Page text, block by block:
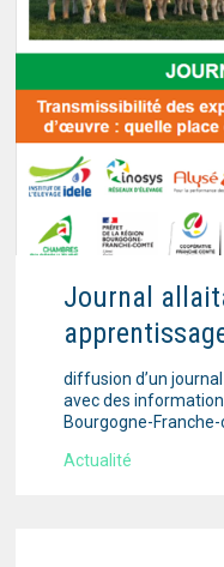
Journal
diffusion d’un
avec des
Bourgogne-
Actualité